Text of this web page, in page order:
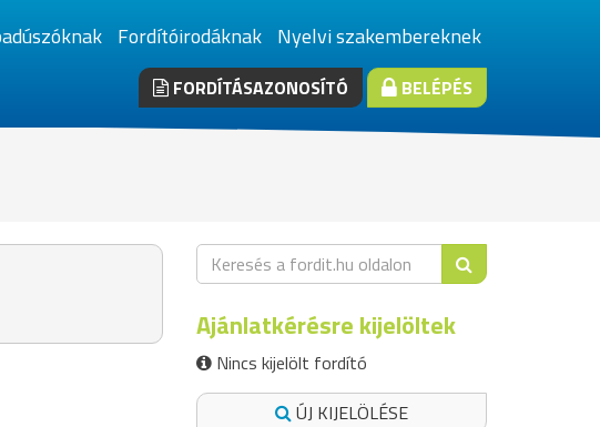
Fordítóirodáknak Nyelvi szakembereknek
FORDÍTÁSAZONOSÍTÓ BELÉPÉS
Ajánlatkérésre kijelöltek
Nincs kijelölt fordító
ÚJ KIJELÖLÉSE